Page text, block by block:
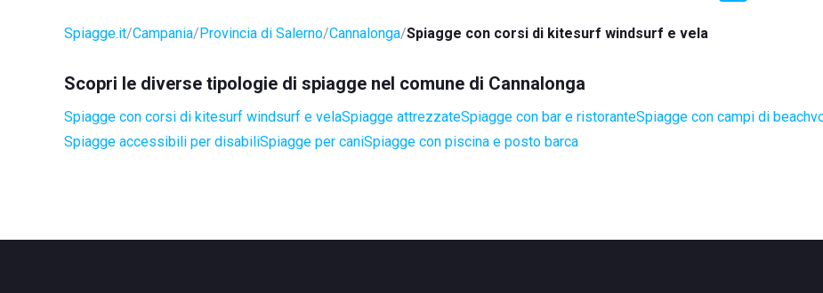
Spiagge.it Campania Provincia di Salerno Cannalonga Spiagge con corsi di kitesurf windsurf e vela
Scopri le diverse tipologie di spiagge nel comune di Cannalonga
Spiagge con corsi di kitesurf windsurf e velaSpiagge attrezzateSpiagge con bar e ristoranteSpiagge con campi di
Spiagge accessibili per disabiliSpiagge per caniSpiagge con piscina e posto barca